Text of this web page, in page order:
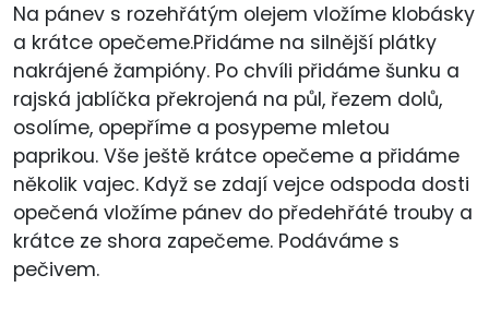
Na pánev s rozehřátým olejem vložíme klobásky
a krátce opečeme.Přidáme na silnější plátky
nakrájené žampióny. Po chvíli přidáme šunku a
rajská jablíčka překrojená na půl, řezem dolů,
osolíme, opepříme a posypeme mletou
paprikou. Vše ještě krátce opečeme a přidáme
několik vajec. Když se zdají vejce odspoda dosti
opečená vložíme pánev do předehřáté trouby a
krátce ze shora zapečeme. Podáváme s
pečivem.